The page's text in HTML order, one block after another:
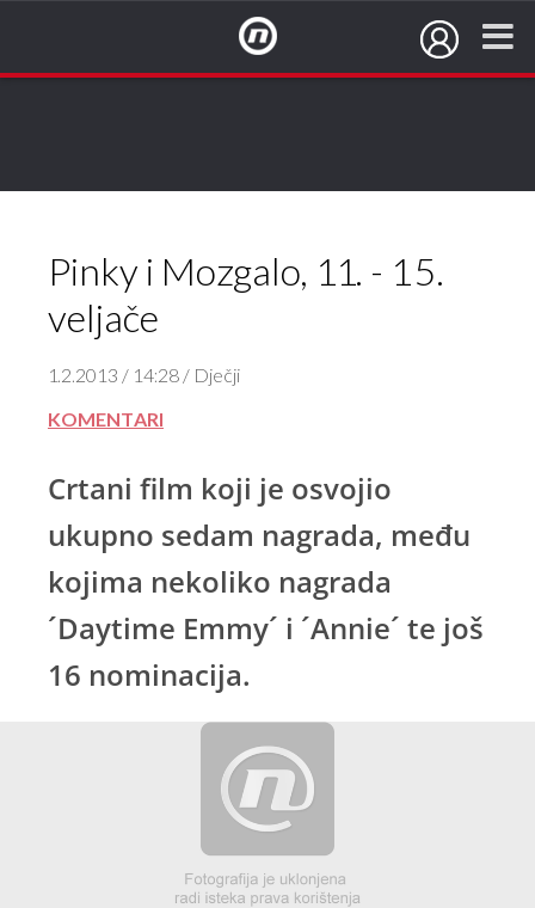
Pinky i Mozgalo, 11. - 15.
veljače
1.2.2013 / 14:28 / Dječji
KOMENTARI
Crtani film koji je osvojio
ukupno sedam nagrada, među
kojima nekoliko nagrada
´Daytime Emmy´ i ´Annie´ te još
16 nominacija.